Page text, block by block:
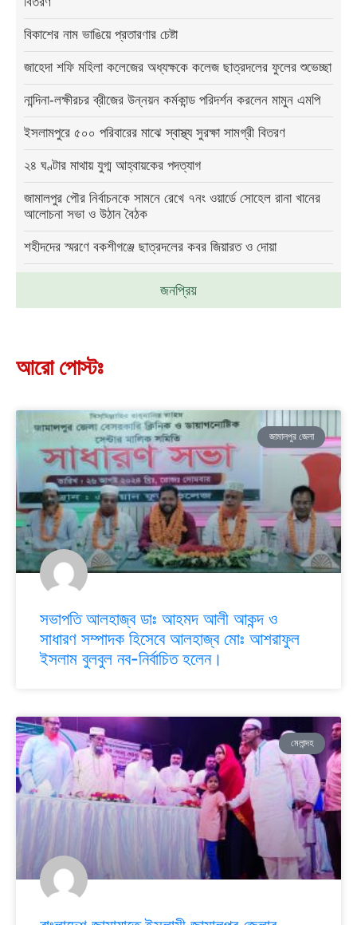
জনপ্রিয়
বিকাশের নাম ভাঙিয়ে প্রতারণার চেষ্টা
জাহেদা শফি মহিলা কলেজের অধ্যক্ষকে কলেজ ছাত্রদলের ফুলের শুভেচ্ছা
নান্দিনা-লক্ষীরচর ব্রীজের উন্নয়ন কর্মকান্ড পরিদর্শন করলেন মামুন এমপি
ইসলামপুরে ৫০০ পরিবারের মাঝে স্বাস্থ্য সুরক্ষা সামগ্রী বিতরণ
২৪ ঘণ্টার মাথায় যুগ্ম আহ্বায়কের পদত্যাগ
জামালপুর পৌর নির্বাচনকে সামনে রেখে ৭নং ওয়ার্ডে সোহেল রানা খানের
আলোচনা সভা ও উঠান বৈঠক
শহীদদের স্মরণে বকশীগঞ্জে ছাত্রদলের কবর জিয়ারত ও দোয়া
আরো পোস্টঃ
জামালপুর জেলা
সভাপতি আলহাজ্ব ডাঃ আহমদ আলী আকন্দ ও
সাধারণ সম্পাদক হিসেবে আলহাজ্ব মোঃ আশরাফুল
ইসলাম বুলবুল নব-নির্বাচিত হলেন।
মেলান্দহ